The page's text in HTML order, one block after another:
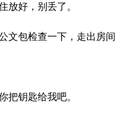
放好，别丢了。
文包检查一下，走出房
把钥匙给我吧。